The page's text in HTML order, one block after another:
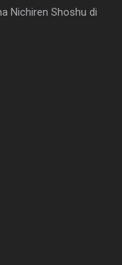
Nichiren Shoshu di